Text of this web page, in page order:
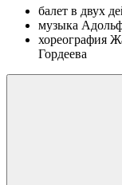
балет в двух
музыка
хореография
Гордеева